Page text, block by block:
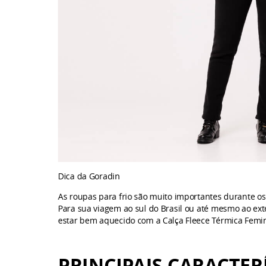
Dica da Goradin
As roupas para frio são muito importantes durante
Para sua viagem ao sul do Brasil ou até mesmo ao
estar bem aquecido com a Calça Fleece Térmica